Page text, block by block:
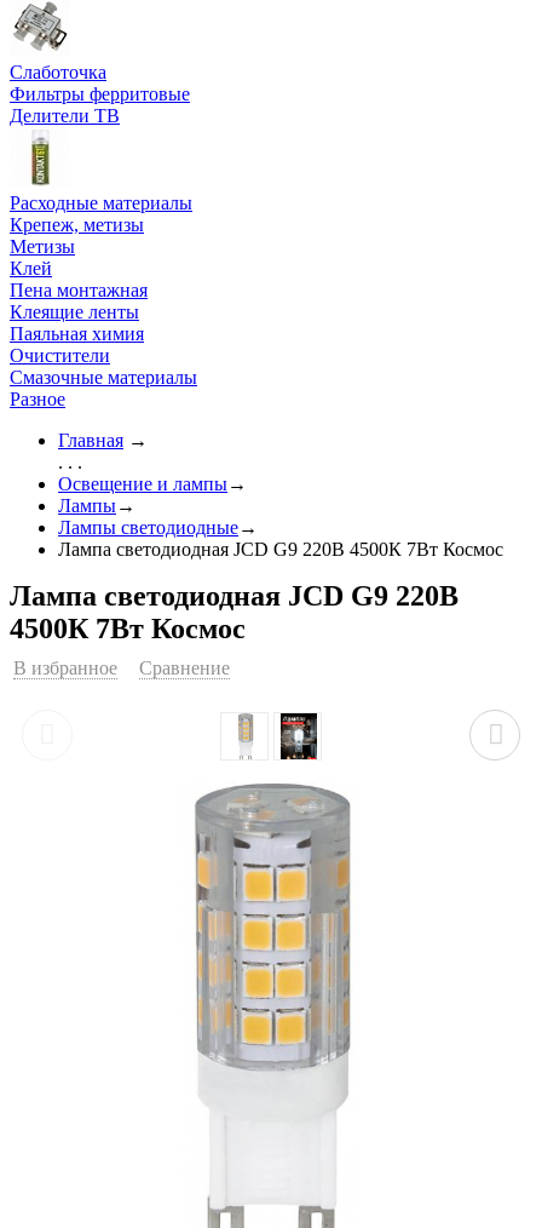
Слаботочка
Фильтры ферритовые
Делители ТВ
Расходные материалы
Крепеж, метизы
Метизы
Клей
Пена монтажная
Клеящие ленты
Паяльная химия
Очистители
Смазочные материалы
Разное
Главная →
. . .
Освещение и лампы→
Лампы→
Лампы светодиодные→
Лампа светодиодная JCD G9 220В 4500К 7Вт Космос
Лампа светодиодная JCD G9 220В
4500К 7Вт Космос
В избранное Сравнение